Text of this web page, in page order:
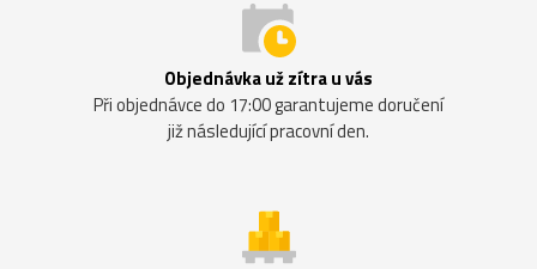
Objednávka už zítra u vás
Při objednávce do 17:00 garantujeme doručení
již následující pracovní den.